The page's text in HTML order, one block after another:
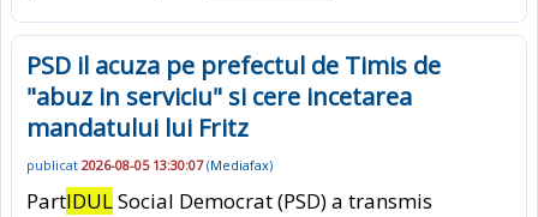
PSD il acuza pe prefectul de Timis de
"abuz in serviciu" si cere incetarea
mandatului lui Fritz
publicat 2026-08-05 13:30:07(Mediafax)
PartIDULSocial Democrat (PSD) a transmis